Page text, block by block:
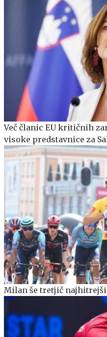
Več članic EU kritičnih
visoke predstavnice za
Milan še tretjič